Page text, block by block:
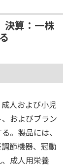
決算：一株
人および小児
およびブラン
。製品には、
節機器、冠動
成人用栄養